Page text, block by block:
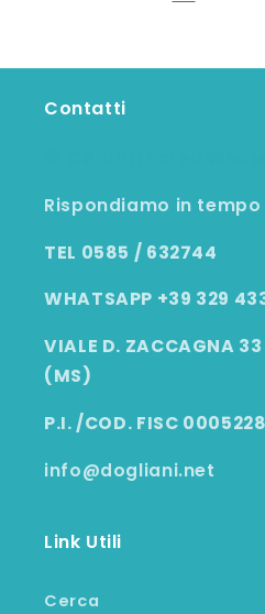
Contatti
Rispondiamo in
TEL 0585 / 632744
WHATSAPP +39 329
VIALE D. ZACCAGNA
(MS)
P.I. /COD. FISC
info@dogliani.net
Link Utili
Cerca